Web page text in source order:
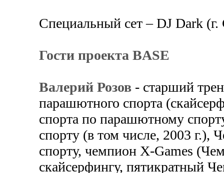
Специальный сет – DJ Dark (г.
Гости проекта BASE
Валерий Розов - старший
парашютного спорта
спорта по парашютному
спорту (в том числе, 2003
спорту, чемпион X-Games
скайсерфингу, пятикратный